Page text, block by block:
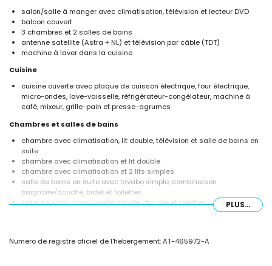
salon/salle à manger avec climatisation, télévision et lecteur DVD
balcon couvert
3 chambres et 2 salles de bains
antenne satellite (Astra + NL) et télévision par câble (TDT)
machine à laver dans la cuisine
Cuisine
cuisine ouverte avec plaque de cuisson électrique, four électrique,
micro-ondes, lave-vaisselle, réfrigérateur-congélateur, machine à
café, mixeur, grille-pain et presse-agrumes
Chambres et salles de bains
chambre avec climatisation, lit double, télévision et salle de bains en
suite
chambre avec climatisation et lit double
chambre avec climatisation et 2 lits simples
salle de bains en suite avec lavabo simple, combinaison
baignoire/douche, bidet et toilettes
salle de bains avec lavabo simple, douche et toilettes
piscine commune mesurant 20m x 12m et 2m de profondeur
PLUS...
Numero de registre oficiel de l'hebergement: AT-465972-A